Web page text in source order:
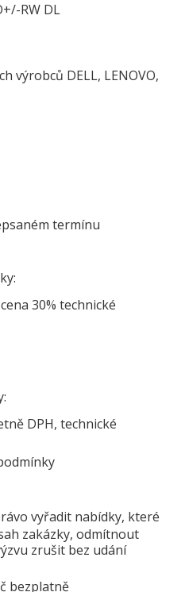
RW DL
výrobců DELL, LENOVO,
termínu
30% technické
DPH, technické
vyřadit nabídky, které
zakázky, odmítnout
zrušit bez udání
bezplatně